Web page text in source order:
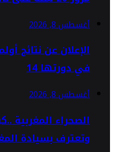
أغسطس 8, 2026
الإعلان عن نتائج
في دورتها 14
أغسطس 8, 2026
الصحراء المغربية
وتعترف بسيادة